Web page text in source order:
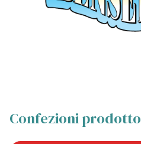
Confezioni prodotto